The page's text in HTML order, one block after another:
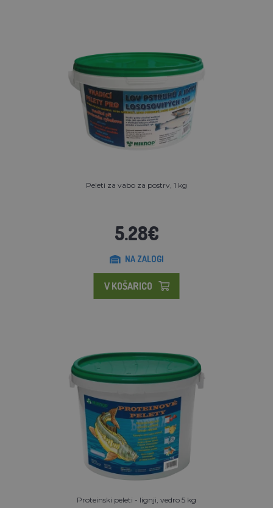
Peleti za vabo za postrv, 1 kg
5.28€
NA ZALOGI
V KOŠARICO
Proteinski peleti - lignji, vedro 5 kg